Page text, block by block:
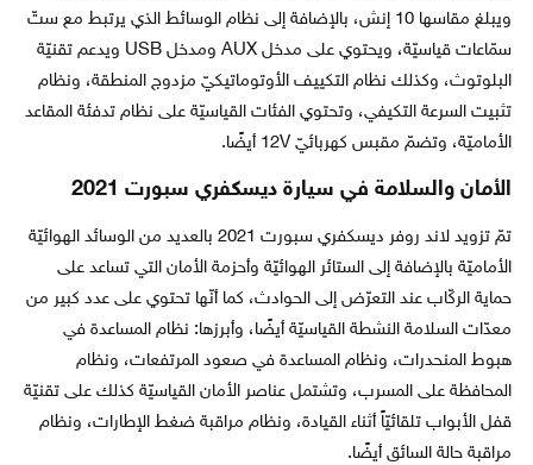
ويبلغ مقاسها 10 إنش، بالإضافة إلى نظام الوسائط الذي يرتبط مع ستّ
سمّاعات قياسيّة، ويحتوي على مدخل AUX ومدخل USB ويدعم تقنيّة
البلوتوث، وكذلك نظام التكييف الأوتوماتيكيّ مزدوج المنطقة، ونظام
تثبيت السرعة التكيفي، وتحتوي الفئات القياسيّة على نظام تدفئة المقاعد
الأماميّة، وتضمّ مقبس كهربائيّ 12V أيضًا.
الأمان والسلامة في سيارة ديسكفري سبورت 2021
تمّ تزويد لاند روفر ديسكفري سبورت 2021 بالعديد من الوسائد الهوائيّة
الأماميّة بالإضافة إلى الستائر الهوائيّة وأحزمة الأمان التي تساعد على
حماية الركّاب عند التعرّض إلى الحوادث، كما أنّها تحتوي على عدد كبير من
معدّات السلامة النشطة القياسيّة أيضًا، وأبرزها: نظام المساعدة في
هبوط المنحدرات، ونظام المساعدة في صعود المرتفعات، ونظام
المحافظة على المسرب، وتشتمل عناصر الأمان القياسيّة كذلك على تقنيّة
قفل الأبواب تلقائيّاً أثناء القيادة، ونظام مراقبة ضغط الإطارات، ونظام
مراقبة حالة السائق أيضًا.